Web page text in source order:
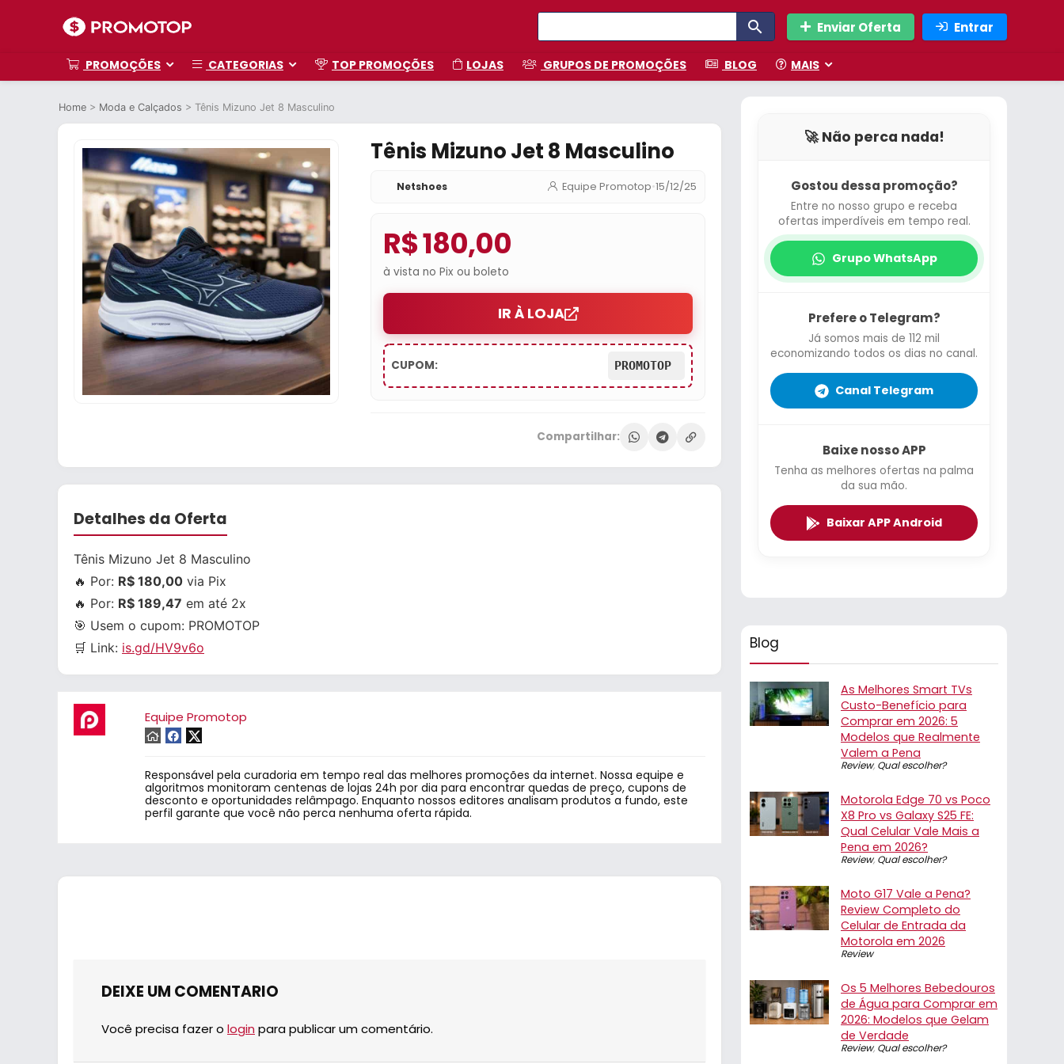
Enviar Oferta Entrar
PROMOÇÕES CATEGORIAS TOP PROMOÇÕES LOJAS GRUPOS DE PROMOÇÕES BLOG MAIS
Home > Moda e Calçados > Tênis Mizuno Jet 8 Masculino
Tênis Mizuno Jet 8 Masculino
Netshoes Equipe Promotop•15/12/25
R$ 180,00
à vista no Pix ou boleto
IR À LOJA
CUPOM: PROMOTOP
Compartilhar:
Detalhes da Oferta
Tênis Mizuno Jet 8 Masculino
🔥 Por: R$ 180,00 via Pix
🔥 Por: R$ 189,47 em até 2x
🎯 Usem o cupom: PROMOTOP
🛒 Link: is.gd/HV9v6o
Equipe Promotop
Responsável pela curadoria em tempo real das melhores promoções da internet. Nossa equipe e
algoritmos monitoram centenas de lojas 24h por dia para encontrar quedas de preço, cupons de
desconto e oportunidades relâmpago. Enquanto nossos editores analisam produtos a fundo, este
perfil garante que você não perca nenhuma oferta rápida.
DEIXE UM COMENTARIO
Você precisa fazer o login para publicar um comentário.
🚀 Não perca nada!
Gostou dessa promoção?
Entre no nosso grupo e receba
ofertas imperdíveis em tempo real.
Grupo WhatsApp
Prefere o Telegram?
Já somos mais de 112 mil
economizando todos os dias no canal.
Canal Telegram
Baixe nosso APP
Tenha as melhores ofertas na palma
da sua mão.
Baixar APP Android
Blog
As Melhores Smart TVs
Custo-Benefício para
Comprar em 2026: 5
Modelos que Realmente
Valem a Pena
Review, Qual escolher?
Motorola Edge 70 vs Poco
X8 Pro vs Galaxy S25 FE:
Qual Celular Vale Mais a
Pena em 2026?
Review, Qual escolher?
Moto G17 Vale a Pena?
Review Completo do
Celular de Entrada da
Motorola em 2026
Review
Os 5 Melhores Bebedouros
de Água para Comprar em
2026: Modelos que Gelam
de Verdade
Review, Qual escolher?